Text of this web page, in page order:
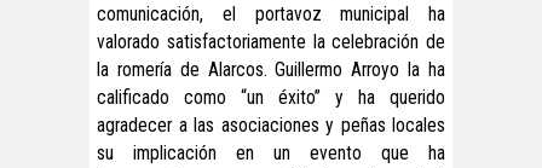
comunicación, el portavoz municipal ha
valorado satisfactoriamente la celebración de
la romería de Alarcos. Guillermo Arroyo la ha
calificado como “un éxito” y ha querido
agradecer a las asociaciones y peñas locales
su implicación en un evento que ha